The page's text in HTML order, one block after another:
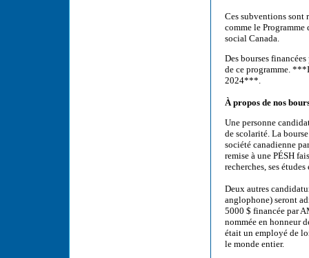
Ces subventions sont
comme le Programme
social Canada.
Des bourses
de ce programme.
2024***.
À propos de nos
Une personne
de scolarité. La
société canadienne
remise à une PÉSH
recherches, ses
Deux autres
anglophone) seront
5000 $ financée par
nommée en honneur
était un employé de
le monde entier.